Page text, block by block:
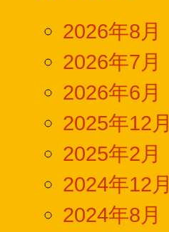
2026年8月
2026年7月
2026年6月
2025年12月
2025年2月
2024年12月
2024年8月